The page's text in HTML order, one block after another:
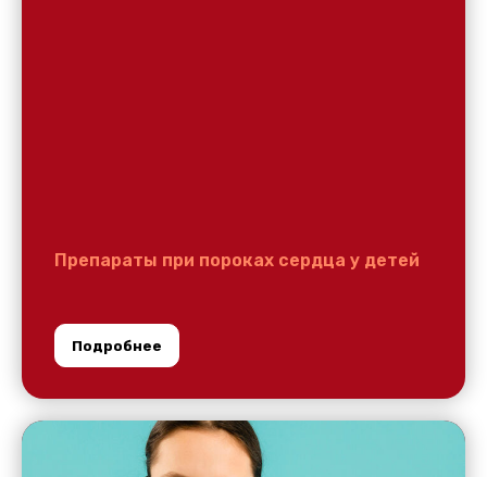
Препараты при пороках сердца у детей
Подробнее